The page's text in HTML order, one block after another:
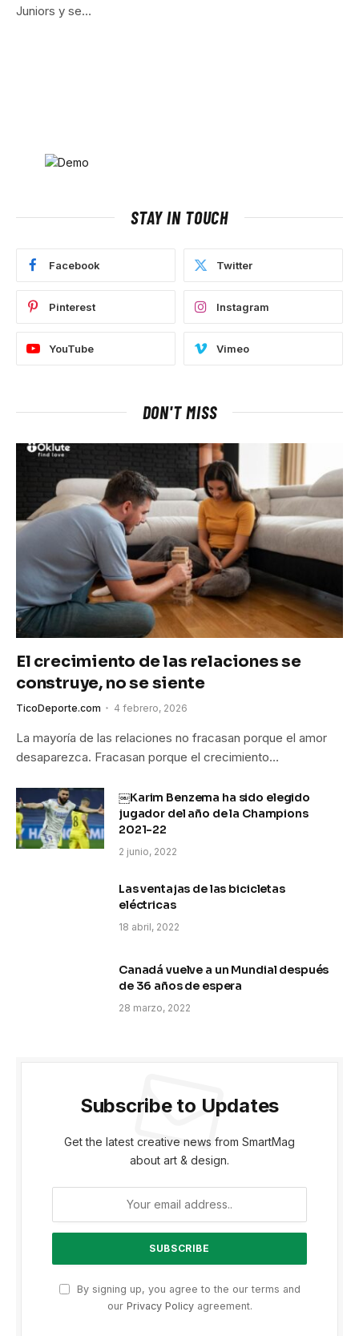
Juniors y se…
STAY IN TOUCH
Facebook Twitter
Pinterest Instagram
YouTube Vimeo
DON'T MISS
El crecimiento de las relaciones se
construye, no se siente
TicoDeporte.com 4 febrero, 2026
La mayoría de las relaciones no fracasan porque el amor
desaparezca. Fracasan porque el crecimiento…
￼Karim Benzema ha sido elegido
jugador del año de la Champions
2021-22
2 junio, 2022
Las ventajas de las bicicletas
eléctricas
18 abril, 2022
Canadá vuelve a un Mundial después
de 36 años de espera
28 marzo, 2022
Subscribe to Updates
Get the latest creative news from SmartMag
about art & design.
By signing up, you agree to the our terms and
our Privacy Policyagreement.